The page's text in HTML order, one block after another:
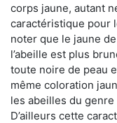
corps jaune, autant
caractéristique pour
noter que le jaune
l’abeille est plus
toute noire de peau
même coloration
les abeilles du
D’ailleurs cette